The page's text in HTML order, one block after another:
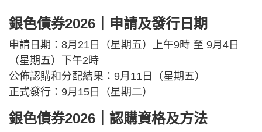
銀色債券2026｜申請及發行日期
申請日期：8月21日（星期五）上午9時 至 9月4日
（星期五）下午2時
公佈認購和分配結果：9月11日（星期五）
正式發行：9月15日（星期二）
銀色債券2026｜認購資格及方法